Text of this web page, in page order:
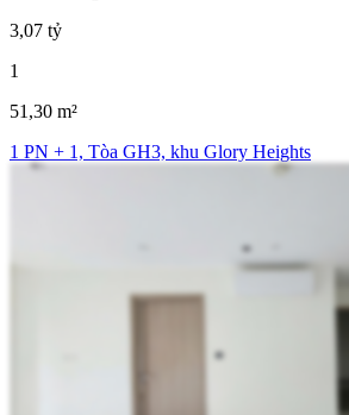
3,07 tỷ
1
51,30 m²
1 PN + 1, Tòa GH3, khu Glory Heights